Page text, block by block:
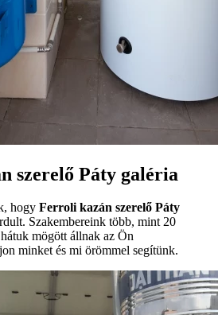
szerelő Páty galéria
hogy Ferroli kazán szerelő Páty
Szakembereink több, mint 20
mögött állnak az Ön
minket és mi örömmel segítünk.